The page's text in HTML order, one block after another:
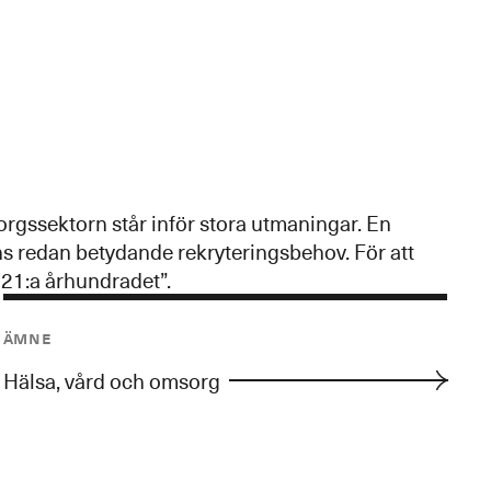
står inför stora utmaningar. En
redan betydande rekryteringsbehov. För att
århundradet”.
Kategorier
Ämne
Hälsa, vård och omsorg